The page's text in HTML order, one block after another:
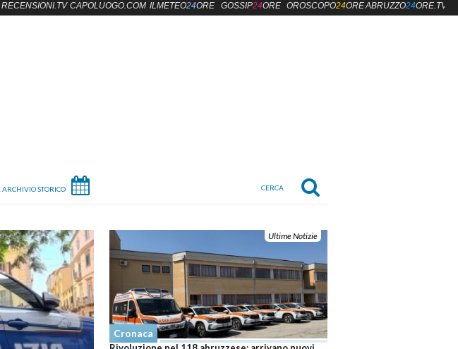
Ultime Notizie
Cronaca
RECENSIONI.TV CAPOLUOGO.COM ILMETEO24ORE GOSSIP24ORE OROSCOPO24OREABRUZZO24ORE.TV